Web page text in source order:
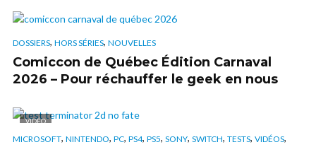
DOSSIERS, HORS SÉRIES, NOUVELLES
Comiccon de Québec Édition Carnaval
2026 – Pour réchauffer le geek en nous
VIDÉO
MICROSOFT, NINTENDO, PC, PS4, PS5, SONY, SWITCH, TESTS, VIDÉOS,